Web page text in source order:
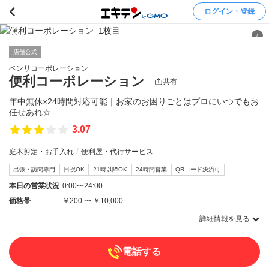
ログイン・登録
/
店舗公式
ベンリコーポレーション
便利コーポレーション 共有
年中無休×24時間対応可能｜お家のお困りごとはプロにいつでもお
任せあれ☆
3.07
庭木剪定・お手入れ 便利屋・代行サービス
出張・訪問専門 日祝OK 21時以降OK 24時間営業 QRコード決済可
本日の営業状況 0:00〜24:00
価格帯
￥200 〜 ￥10,000
詳細情報を見る
電話する